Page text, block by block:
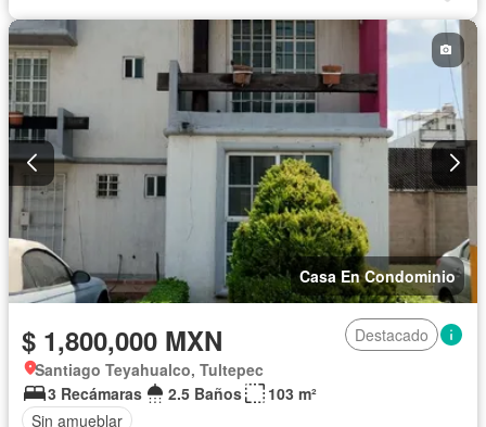
Casa En Condominio
$ 1,800,000 MXN
Destacado
Santiago Teyahualco, Tultepec
3 Recámaras
2.5 Baños
103 m²
Sin amueblar